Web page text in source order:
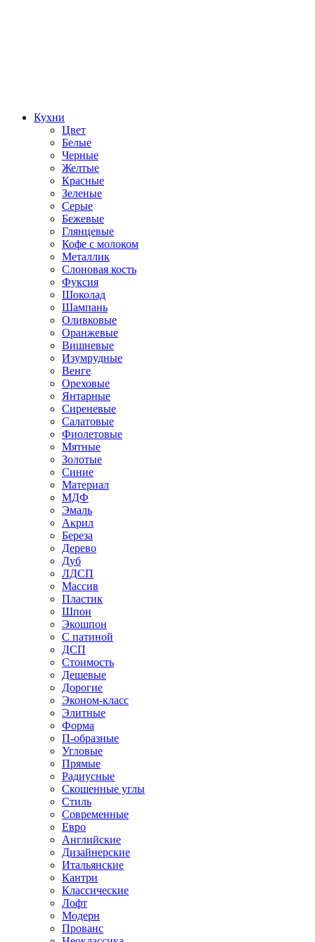
Кухни
Цвет
Белые
Черные
Желтые
Красные
Зеленые
Серые
Бежевые
Глянцевые
Кофе с молоком
Металлик
Слоновая кость
Фуксия
Шоколад
Шампань
Оливковые
Оранжевые
Вишневые
Изумрудные
Венге
Ореховые
Янтарные
Сиреневые
Салатовые
Фиолетовые
Мятные
Золотые
Синие
Материал
МДФ
Эмаль
Акрил
Береза
Дерево
Дуб
ЛДСП
Массив
Пластик
Шпон
Экошпон
С патиной
ДСП
Стоимость
Дешевые
Дорогие
Эконом-класс
Элитные
Форма
П-образные
Угловые
Прямые
Радиусные
Скошенные углы
Стиль
Современные
Евро
Английские
Дизайнерские
Итальянские
Кантри
Классические
Лофт
Модерн
Прованс